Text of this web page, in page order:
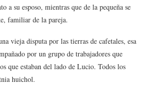
a su esposo, mientras que de la pequeña se
familiar de la pareja.
vieja disputa por las tierras de cafetales, esa
por un grupo de trabajadores que
que estaban del lado de Lucio. Todos los
huichol.